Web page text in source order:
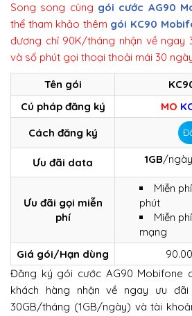
Song song cùng gói cước AG90
thể tham khảo thêm gói KC90
đương chỉ 90K/tháng nhận về ngay
và số phút gọi thoại thoải mái 30
Tên gói
Cú pháp đăng ký
MO
Cách đăng ký
Ưu đãi data 1GB/
Ưu đãi gọi miễn
phí
Miễn
phút
Miễn
mạng
Giá gói/Hạn dùng
Đăng ký gói cước AG90 Mobifone
khách hàng nhận về ngay ưu
30GB/tháng (1GB/ngày) và tài